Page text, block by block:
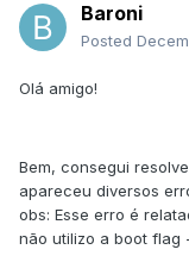
Baroni
Posted
Olá amigo!
Bem, consegui
apareceu diversos
obs: Esse erro é
não utilizo a boot flag